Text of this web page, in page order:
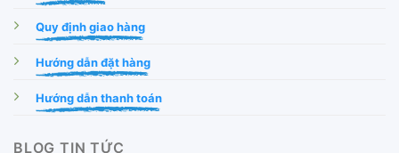
Quy định giao hàng
Hướng dẫn đặt hàng
Hướng dẫn thanh toán
BLOG TIN TỨC